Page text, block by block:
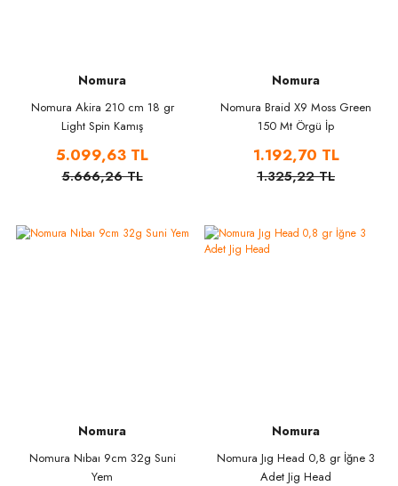
Nomura
Nomura Akira 210 cm 18 gr
Light Spin Kamış
5.099,63 TL
5.666,26 TL
Nomura
Nomura Braid X9 Moss Green
150 Mt Örgü İp
1.192,70 TL
1.325,22 TL
Nomura
Nomura Nıbaı 9cm 32g Suni
Yem
Nomura
Nomura Jıg Head 0,8 gr İğne 3
Adet Jig Head